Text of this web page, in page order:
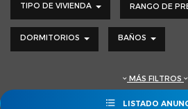
TIPO DE VIVIENDA RANGO DE
DORMITORIOS BAÑOS
MÁS FILTROS
LISTADO